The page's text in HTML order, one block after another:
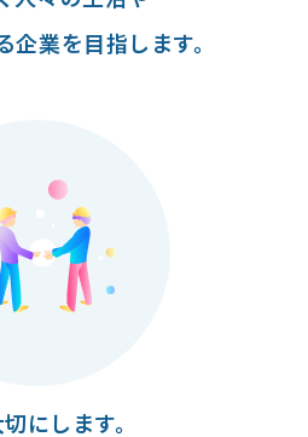
企業を目指します。
にします。